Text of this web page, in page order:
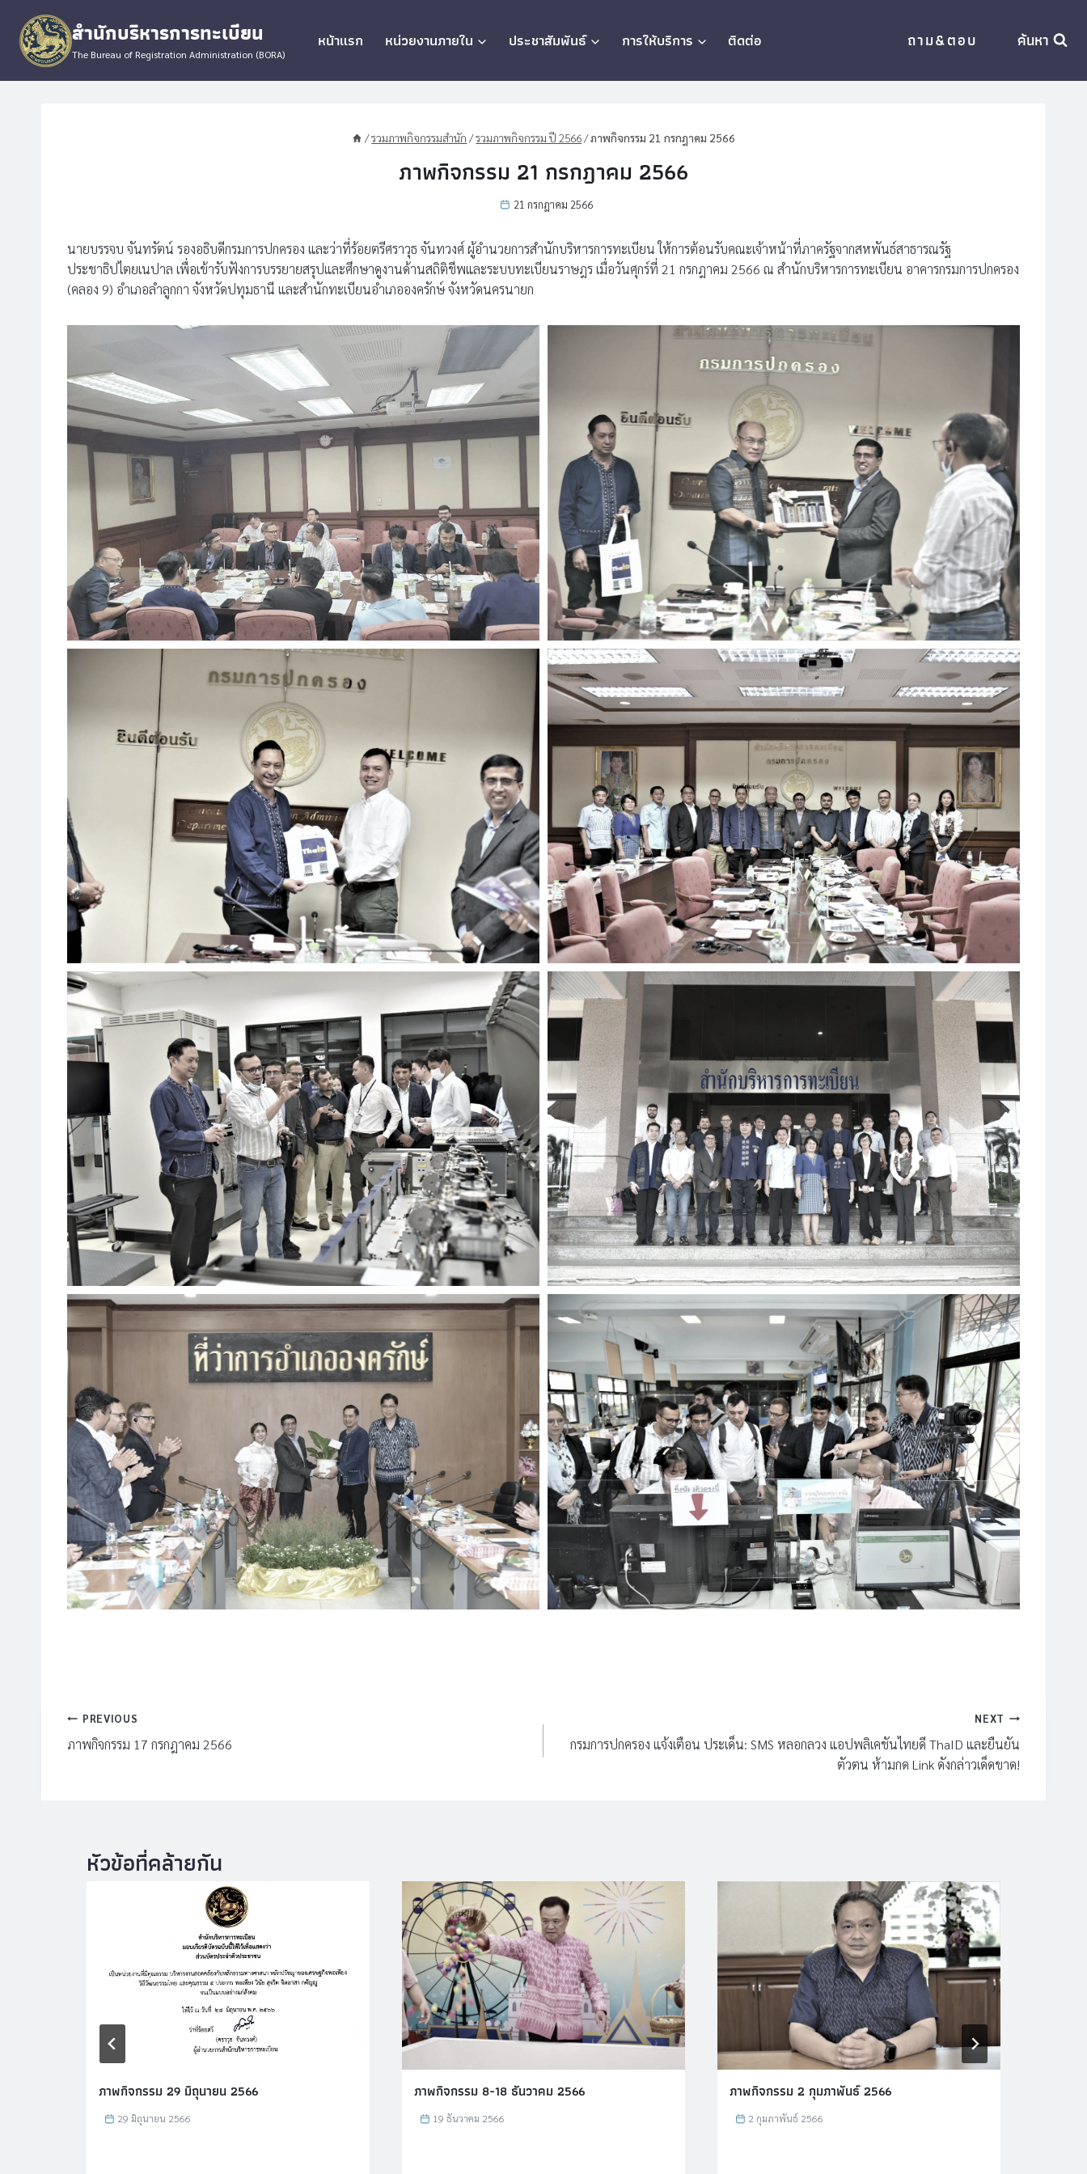
content
สำนักบริหารการทะเบียน
The Bureau of Registration Administration (BORA)
หน้าแรก หน่วยงานภายใน ประชาสัมพันธ์ การให้บริการ ติดต่อ ถาม&ตอบ ค้นหา
/รวมภาพกิจกรรมสำนัก /รวมภาพกิจกรรม ปี 2566/ภาพกิจกรรม 21 กรกฎาคม 2566
ภาพกิจกรรม 21 กรกฎาคม 2566
21 กรกฎาคม 2566
นายบรรจบ จันทรัตน์ รองอธิบดีกรมการปกครอง และว่าที่ร้อยตรีศราวุธ จันทวงศ์ ผู้อำนวยการสำนักบริหารการทะเบียน ให้การต้อนรับคณะเจ้าหน้าที่ภาครัฐจากสหพันธ์สาธารณรัฐ
ประชาธิปไตยเนปาล เพื่อเข้ารับฟังการบรรยายสรุปและศึกษาดูงานด้านสถิติชีพและระบบทะเบียนราษฎร เมื่อวันศุกร์ที่ 21 กรกฎาคม 2566 ณ สำนักบริหารการทะเบียน อาคารกรมการปกครอง
(คลอง 9) อำเภอลำลูกกา จังหวัดปทุมธานี และสำนักทะเบียนอำเภอองครักษ์ จังหวัดนครนายก
แนะแนว
เรื่อง
PREVIOUS
ภาพกิจกรรม 17 กรกฎาคม 2566
NEXT
กรมการปกครอง แจ้งเตือน ประเด็น: SMS หลอกลวง แอปพลิเคชันไทยดี ThaID และยืนยัน
ตัวตน ห้ามกด Link ดังกล่าวเด็ดขาด!
ภาพกิจกรรม 29 มิถุนายน 2566
29 มิถุนายน 2566
ภาพกิจกรรม 8-18 ธันวาคม 2566
19 ธันวาคม 2566
ภาพกิจกรรม 2 กุมภาพันธ์ 2566
2 กุมภาพันธ์ 2566